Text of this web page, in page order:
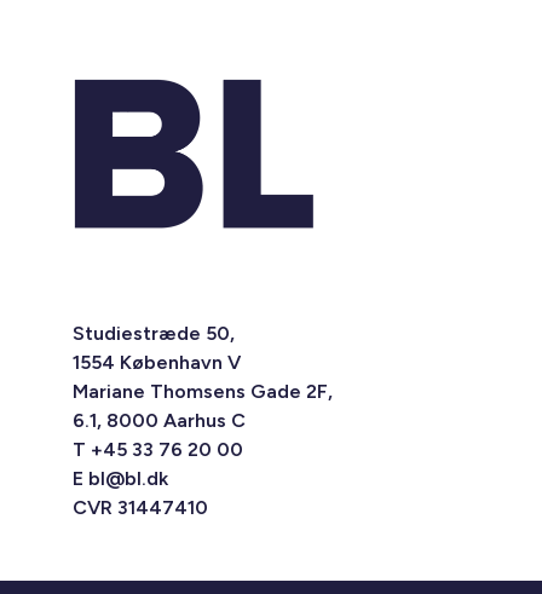
Studiestræde 50,
1554 København V
Mariane Thomsens Gade 2F,
6.1, 8000 Aarhus C
T +45 33 76 20 00
E bl@bl.dk
CVR 31447410